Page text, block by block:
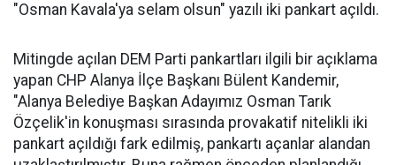
"Osman Kavala'ya selam olsun" yazılı iki pankart açıldı.
Mitingde açılan DEM Parti pankartları ilgili bir açıklama
yapan CHP Alanya İlçe Başkanı Bülent Kandemir,
"Alanya Belediye Başkan Adayımız Osman Tarık
Özçelik'in konuşması sırasında provakatif nitelikli iki
pankart açıldığı fark edilmiş, pankartı açanlar alandan